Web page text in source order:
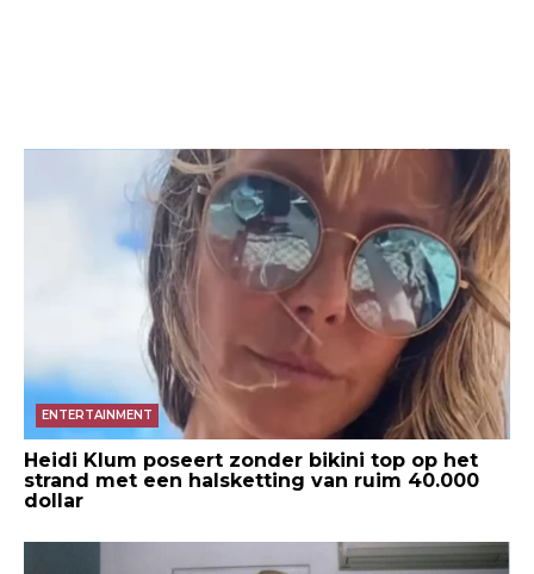
ENTERTAINMENT
Heidi Klum poseert zonder bikini top op het
strand met een halsketting van ruim 40.000
dollar